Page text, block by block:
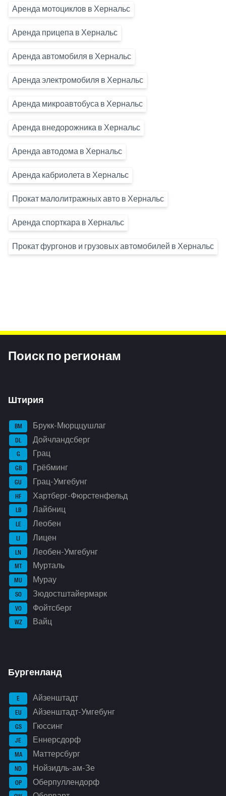
Аренда мотоциклов в Хернальс
Аренда прицепа в Хернальс
Аренда автомобиля в Хернальс
Аренда электромобиля в Хернальс
Аренда микроавтобуса в Хернальс
Аренда внедорожника в Хернальс
Аренда автодома в Хернальс
Аренда кабриолета в Хернальс
Прокат малолитражных авто в Хернальс
Аренда спорткара в Хернальс
Прокат фургонов и грузовых автомобилей в Хернальс
Поиск по регионам
Штирия
BM Брукк-Мюрццушлаг
DL Дойчландсберг
G Грац
GB Грёбминг
GU Грац-Умгебунг
HF Хартберг-Фюрстенфельд
LB Лайбниц
LE Леобен
LI Лицен
LN Леобен-Умгебунг
MT Мурталь
MU Мурау
SO Зюдостштайермарк
VO Фойтсберг
WZ Вайц
Бургенланд
E Айзенштадт
EU Айзенштадт-Умгебунг
GS Гюссинг
JE Еннерсдорф
MA Маттерсбург
ND Нойзидль-ам-Зе
OP Оберпуллендорф